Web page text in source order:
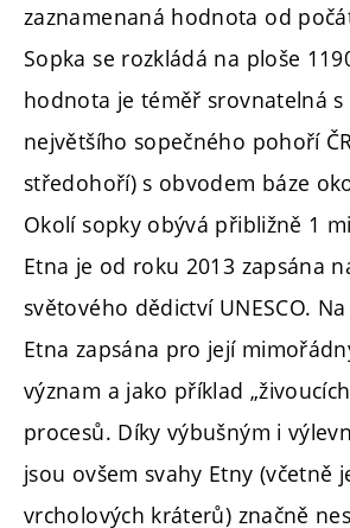
zaznamenaná hodnota od
Sopka se rozkládá na ploše
hodnota je téměř srovnatelná s
největšího sopečného pohoří
středohoří) s obvodem báze
Okolí sopky obývá přibližně 1
Etna je od roku 2013 zapsána
světového dědictví UNESCO.
Etna zapsána pro její
význam a jako příklad
procesů. Díky výbušným i
jsou ovšem svahy Etny (včetně
vrcholových kráterů) značně